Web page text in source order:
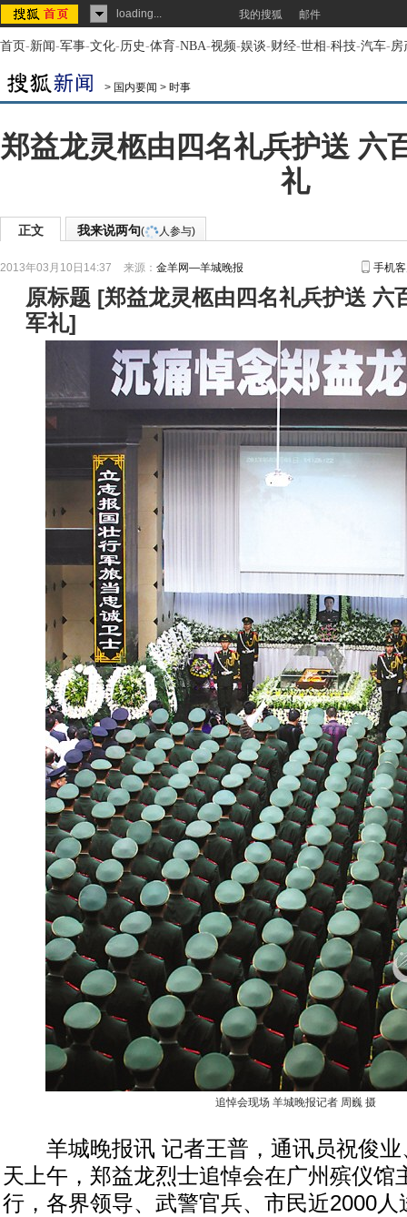
loading... 我的搜狐 邮件
首页-新闻-军事-文化-历史-体育-NBA-视频-娱谈-财经-世相-科技-汽车-房
> 国内要闻 > 时事
郑益龙灵柩由四名礼兵护送 六
礼
正文 我来说两句( 人参与)
2013年03月10日14:37 来源： 金羊网—羊城晚报 手机
原标题 [郑益龙灵柩由四名礼兵护送 六
军礼]
追悼会现场 羊城晚报记者 周巍 摄
羊城晚报讯 记者王普，通讯员祝俊业
天上午，郑益龙烈士追悼会在广州殡仪馆
行，各界领导、武警官兵、市民近2000